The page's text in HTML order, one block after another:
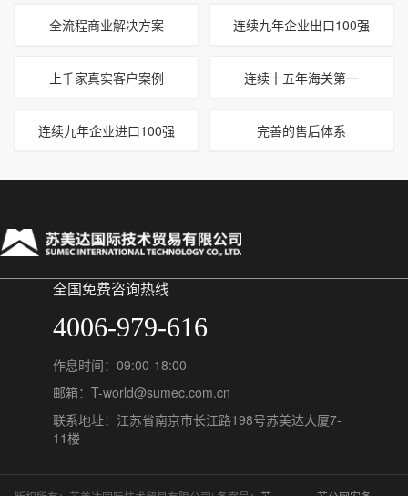
全流程商业解决方案 连续九年企业出口100强
上千家真实客户案例 连续十五年海关第一
连续九年企业进口100强 完善的售后体系
全国免费咨询热线
4006-979-616
作息时间：09:00-18:00
邮箱：T-world@sumec.com.cn
联系地址：江苏省南京市长江路198号苏美达大厦7-
11楼